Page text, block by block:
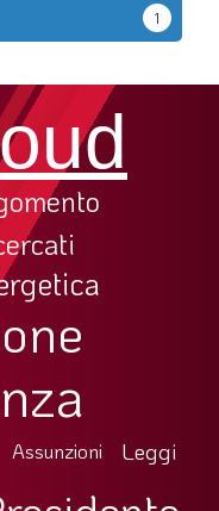
1
Assunzioni Leggi